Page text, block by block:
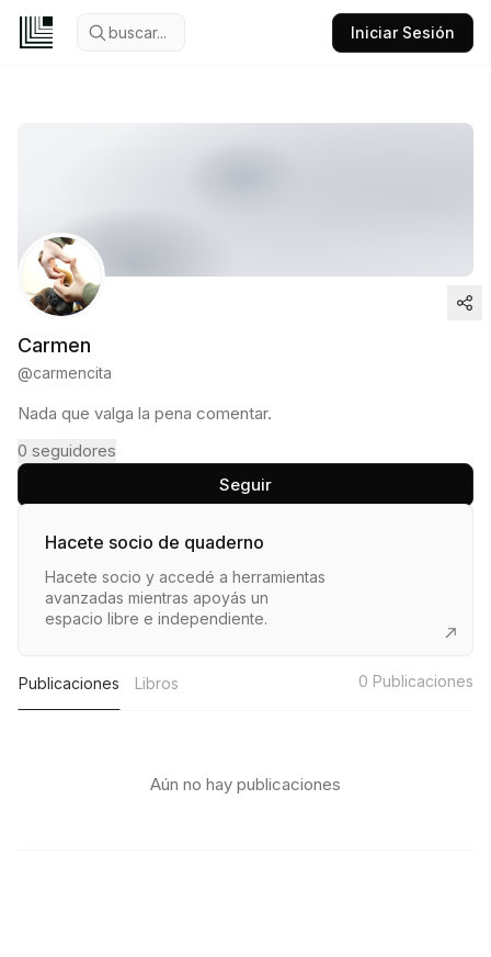
buscar... Iniciar Sesión
Carmen
@carmencita
Nada que valga la pena comentar.
0 seguidores
Seguir
Hacete socio de quaderno
Hacete socio y accedé a herramientas
avanzadas mientras apoyás un
espacio libre e independiente.
Publicaciones Libros 0 Publicaciones
Aún no hay publicaciones